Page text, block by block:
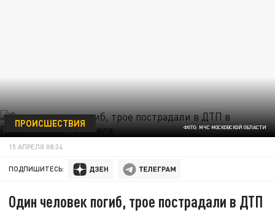
ФОТО: МЧС МОСКОВСКОЙ ОБЛАСТИ
ПРОИСШЕСТВИЯ
15 АПРЕЛЯ 08:34
ПОДПИШИТЕСЬ:
Один человек погиб, трое пострадали в ДТП